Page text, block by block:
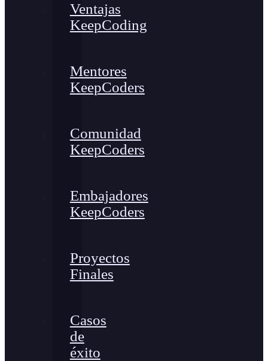
Ventajas
KeepCoding
Mentores
KeepCoders
Comunidad
KeepCoders
Embajadores
KeepCoders
Proyectos
Finales
Casos
de
éxito